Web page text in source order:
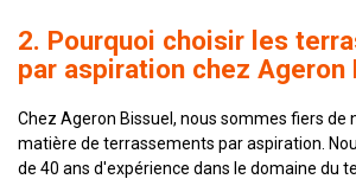
2. Pourquoi choisir les
par aspiration chez Ageron
Chez Ageron Bissuel, nous sommes fiers de
matière de terrassements par aspiration.
de 40 ans d'expérience dans le domaine du